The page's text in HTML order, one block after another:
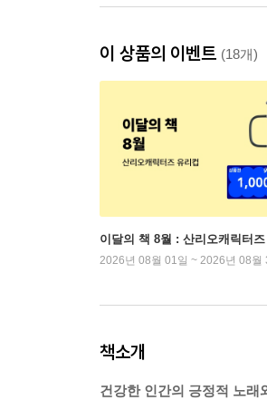
이 상품의 이벤트 (18개)
이달의 책 8월 : 산리오캐릭터즈
2026년 08월 01일 ~ 2026년 08월
책소개
건강한 인간의 긍정적 노래